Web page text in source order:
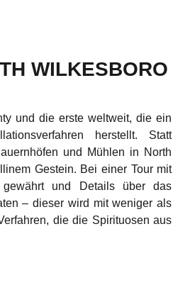
WILKESBORO
und die erste weltweit, die ein
herstellt. Statt
und Mühlen in North
Gestein. Bei einer Tour mit
gewährt und Details über das
– dieser wird mit weniger als
die die Spirituosen aus